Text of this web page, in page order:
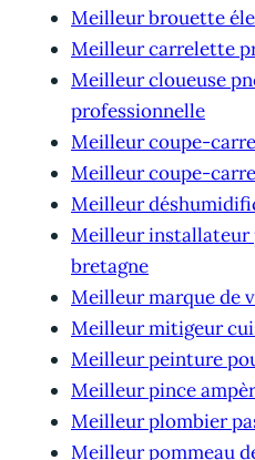
Meilleur brouette
Meilleur carrelette
Meilleur cloueuse
professionnelle
Meilleur coupe-
Meilleur coupe-
Meilleur
Meilleur installateur
bretagne
Meilleur marque de
Meilleur mitigeur
Meilleur peinture
Meilleur pince
Meilleur plombier
Meilleur pommeau